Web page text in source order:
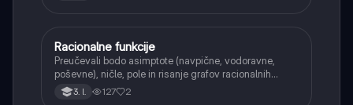
Matematika
Racionalne funkcije
Preučevali bodo asimptote (navpične, vodoravne,
poševne), ničle, pole in risanje grafov racionalnih
funkcij.
3. l. 127 2